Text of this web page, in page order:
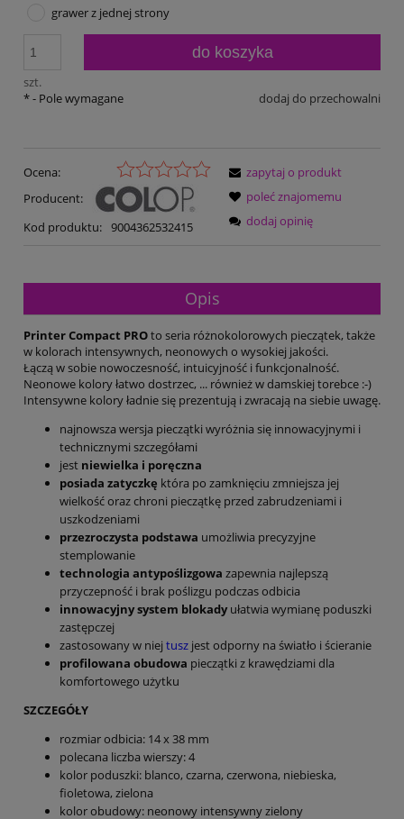
grawer z jednej strony
szt.
do koszyka
dodaj do przechowalni
*- Pole wymagane
Ocena:
Producent:
Kod produktu: 9004362532415
zapytaj o produkt
poleć znajomemu
dodaj opinię
Opis
Printer Compact PROto seria różnokolorowych pieczątek, także
w kolorach intensywnych, neonowych o wysokiej jakości.
Łączą w sobie nowoczesność, intuicyjność i funkcjonalność.
Neonowe kolory łatwo dostrzec, ... również w damskiej torebce :-)
Intensywne kolory ładnie się prezentują i zwracają na siebie uwagę.
najnowsza wersja pieczątki wyróżnia się innowacyjnymi i
technicznymi szczegółami
jest niewielka i poręczna
posiada zatyczkę która po zamknięciu zmniejsza jej
wielkość oraz chroni pieczątkę przed zabrudzeniami i
uszkodzeniami
przezroczysta podstawa umożliwia precyzyjne
stemplowanie
technologia antypoślizgowa zapewnia najlepszą
przyczepność i brak poślizgu podczas odbicia
innowacyjny system blokadyułatwia wymianę poduszki
zastępczej
zastosowany w niej tusz jest odporny na światło i ścieranie
profilowana obudowa pieczątki z krawędziami dla
komfortowego użytku
SZCZEGÓŁY
rozmiar odbicia: 14 x 38 mm
polecana liczba wierszy: 4
kolor poduszki: blanco, czarna, czerwona, niebieska,
fioletowa, zielona
kolor obudowy: neonowy intensywny zielony